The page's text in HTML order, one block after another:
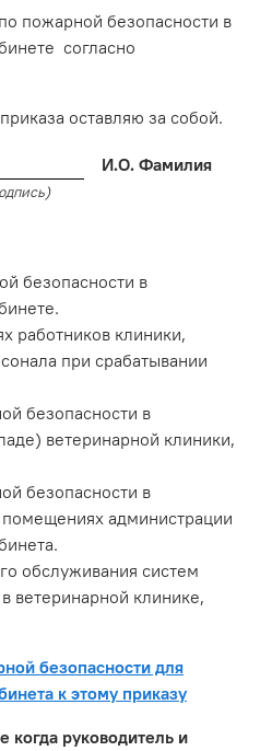
пожарной безопасности в
согласно
оставляю за собой.
И.О. Фамилия
безопасности в
работников клиники,
при срабатывании
безопасности в
ветеринарной клиники,
безопасности в
администрации
обслуживания систем
ветеринарной клинике,
безопасности для
к этому приказу
когда руководитель и